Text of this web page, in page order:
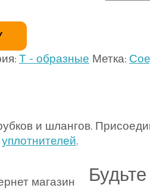
Т - образные Метка:
и шлангов.
уплотнителей.
магазин